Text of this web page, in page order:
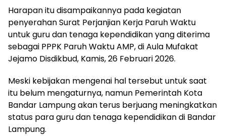
Harapan itu disampaikannya pada kegiatan
penyerahan Surat Perjanjian Kerja Paruh Waktu
untuk guru dan tenaga kependidikan yang diterima
sebagai PPPK Paruh Waktu AMP, di Aula Mufakat
Jejamo Disdikbud, Kamis, 26 Februari 2026.
Meski kebijakan mengenai hal tersebut untuk saat
itu belum mengaturnya, namun Pemerintah Kota
Bandar Lampung akan terus berjuang meningkatkan
status para guru dan tenaga kependidikan di Bandar
Lampung.